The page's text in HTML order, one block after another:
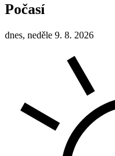
Počasí
dnes, neděle 9. 8. 2026